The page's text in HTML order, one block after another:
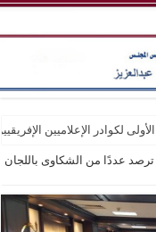
لكوادر الإعلاميين
ترصد عددًا من الشكاوى باللجان